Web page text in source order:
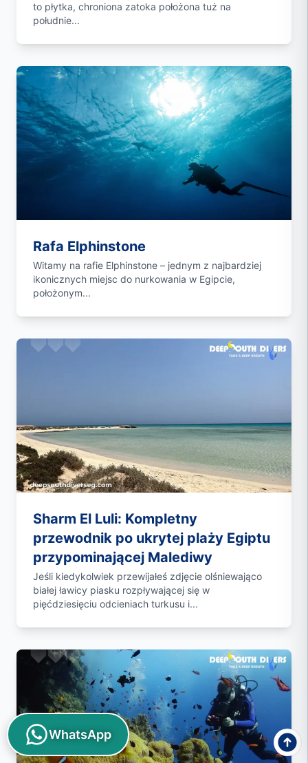
to płytka, chroniona zatoka położona tuż na
południe...
Rafa Elphinstone
Witamy na rafie Elphinstone – jednym z najbardziej
ikonicznych miejsc do nurkowania w Egipcie,
położonym...
Sharm El Luli: Kompletny
przewodnik po ukrytej plaży Egiptu
przypominającej Malediwy
Jeśli kiedykolwiek przewijałeś zdjęcie olśniewająco
białej ławicy piasku rozpływającej się w
pięćdziesięciu odcieniach turkusu i...
WhatsApp